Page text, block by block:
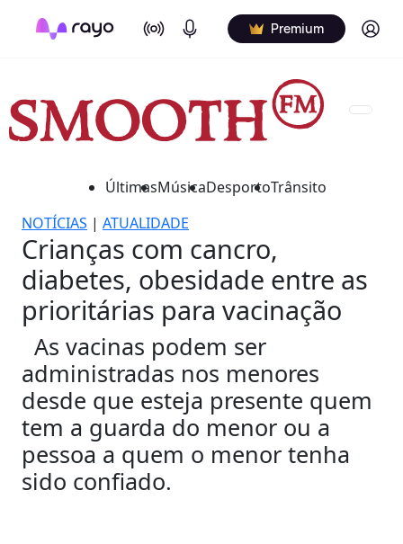
On Air Podcasts Premium Log in
ÚltimasMúsicaDesportoTrânsito
NOTÍCIAS | ATUALIDADE
Crianças com cancro,
diabetes, obesidade entre as
prioritárias para vacinação
As vacinas podem ser
administradas nos menores
desde que esteja presente quem
tem a guarda do menor ou a
pessoa a quem o menor tenha
sido confiado.